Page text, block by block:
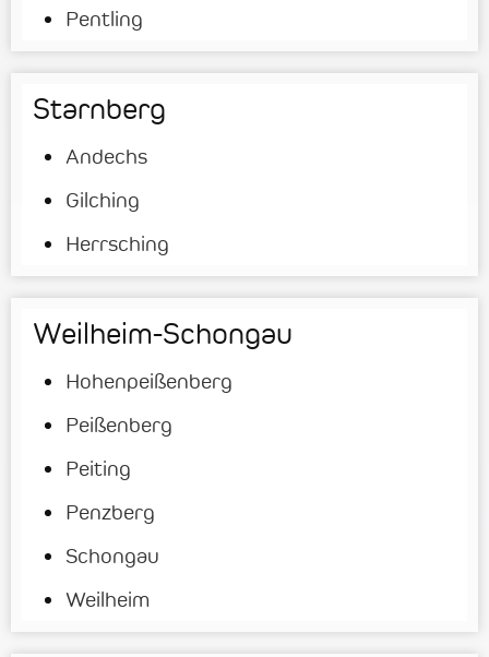
Pentling
Starnberg
Andechs
Gilching
Herrsching
Weilheim-Schongau
Hohenpeißenberg
Peißenberg
Peiting
Penzberg
Schongau
Weilheim